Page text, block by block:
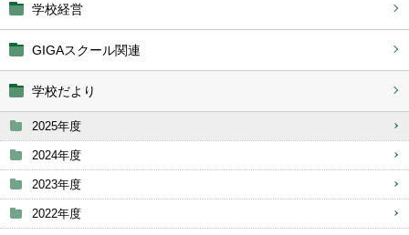
学校経営
GIGAスクール関連
学校だより
2025年度
2024年度
2023年度
2022年度